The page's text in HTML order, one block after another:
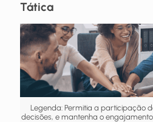
Tática
Legenda: Permitia a participação
decisões, e mantenha o